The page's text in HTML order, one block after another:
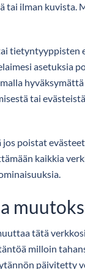
tai ilman kuvista.
tietyntyyppisten
asetuksia
tai
poistat
kaikkia
tätä
milloin
päivitetty